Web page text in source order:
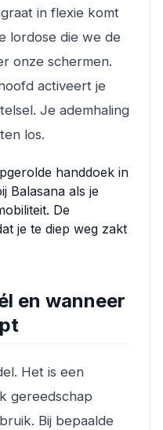
in flexie komt
lordose die we de
onze schermen.
activeert je
Je ademhaling
los.
handdoek in
Balasana als je
De
je te diep weg zakt
en wanneer
Het is een
gereedschap
Bij bepaalde